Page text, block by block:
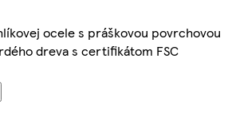
ocele s práškovou povrchovou
dreva s certifikátom FSC